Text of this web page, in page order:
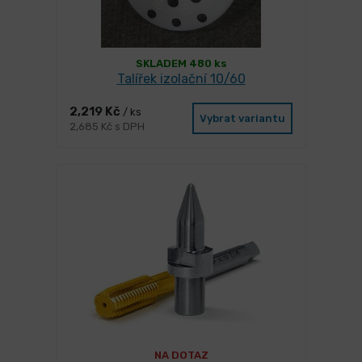
SKLADEM 480 ks
Talířek izolační 10/60
2,219 Kč / ks
2,685 Kč s DPH
Vybrat variantu
NA DOTAZ